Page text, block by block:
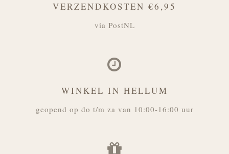
VERZENDKOSTEN €6,95
via PostNL
WINKEL IN HELLUM
geopend op do t/m za van 10:00-16:00 uur